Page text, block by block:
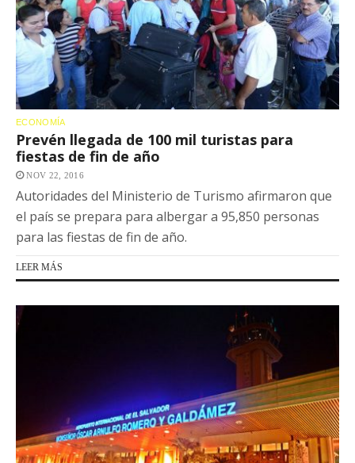
ECONOMÍA
Prevén llegada de 100 mil turistas para
fiestas de fin de año
NOV 22, 2016
Autoridades del Ministerio de Turismo afirmaron que
el país se prepara para albergar a 95,850 personas
para las fiestas de fin de año.
LEER MÁS